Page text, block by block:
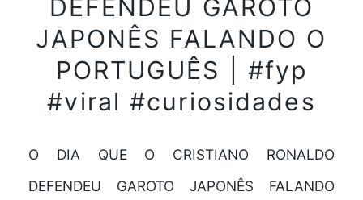
DEFENDEU GAROTO
JAPONÊS FALANDO O
PORTUGUÊS | #fyp
#viral #curiosidades
O DIA QUE O CRISTIANO RONALDO
DEFENDEU GAROTO JAPONÊS FALANDO